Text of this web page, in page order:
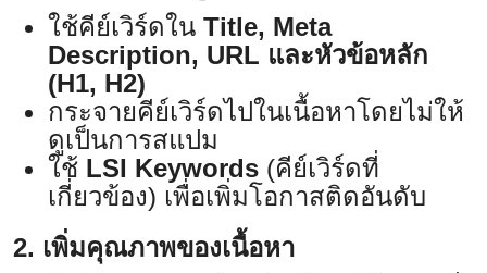
ใช้คีย์เวิร์ดใน Title, Meta
Description, URL และหัวข้อหลัก
(H1, H2)
กระจายคีย์เวิร์ดไปในเนื้อหาโดยไม่ให้
ดูเป็นการสแปม
ใช้ LSI Keywords (คีย์เวิร์ดที่
เกี่ยวข้อง) เพื่อเพิ่มโอกาสติดอันดับ
2. เพิ่มคุณภาพของเนื้อหา